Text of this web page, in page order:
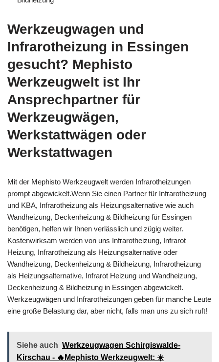
Werkzeugwagen und
Infrarotheizung in Essingen
gesucht? Mephisto
Werkzeugwelt ist Ihr
Ansprechpartner für
Werkzeugwägen,
Werkstattwägen oder
Werkstattwagen
Mit der Mephisto Werkzeugwelt werden Infrarotheizungen
prompt abgewickelt.Wenn Sie einen Partner für Infrarotheizung
und KBA, Infrarotheizung als Heizungsalternative wie auch
Wandheizung, Deckenheizung & Bildheizung für Essingen
benötigen, helfen wir Ihnen verlässlich und zügig weiter.
Kostenwirksam werden von uns Infrarotheizung, Infrarot
Heizung, Infrarotheizung als Heizungsalternative oder
Wandheizung, Deckenheizung & Bildheizung, Infrarotheizung
als Heizungsalternative, Infrarot Heizung und Wandheizung,
Deckenheizung & Bildheizung in Essingen abgewickelt.
Werkzeugwägen und Infrarotheizungen geben für manche Leute
eine große Belastung dar, aber nicht, falls man uns zu sich ruft!
Siehe auch Werkzeugwagen Schirgiswalde-
Kirschau - 🔥Mephisto Werkzeugwelt: ☀️